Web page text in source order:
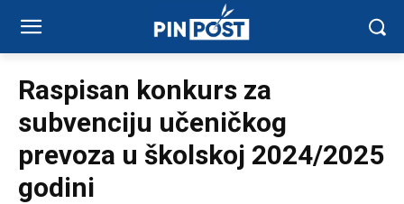
Raspisan konkurs za
subvenciju učeničkog
prevoza u školskoj 2024/2025
godini